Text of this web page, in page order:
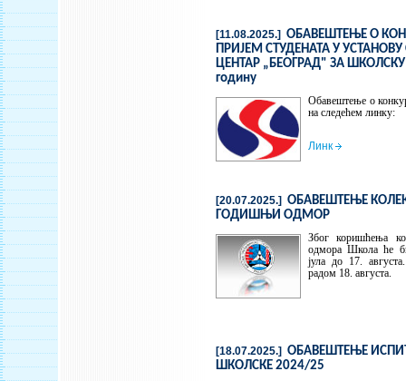
[11.08.2025.] ОБАВЕШТЕЊЕ О
ПРИЈЕМ СТУДЕНАТА У УСТАНОВУ
ЦЕНТАР „БЕОГРАД" ЗА
годину
Обавештење о
на следећем линку:
Линк
[20.07.2025.] ОБАВЕШТЕЊЕ
ГОДИШЊИ ОДМОР
Због коришћења
одмора Школа ће
јула до 17.
радом 18. августа.
[18.07.2025.] ОБАВЕШТЕЊЕ
ШКОЛСКЕ 2024/25